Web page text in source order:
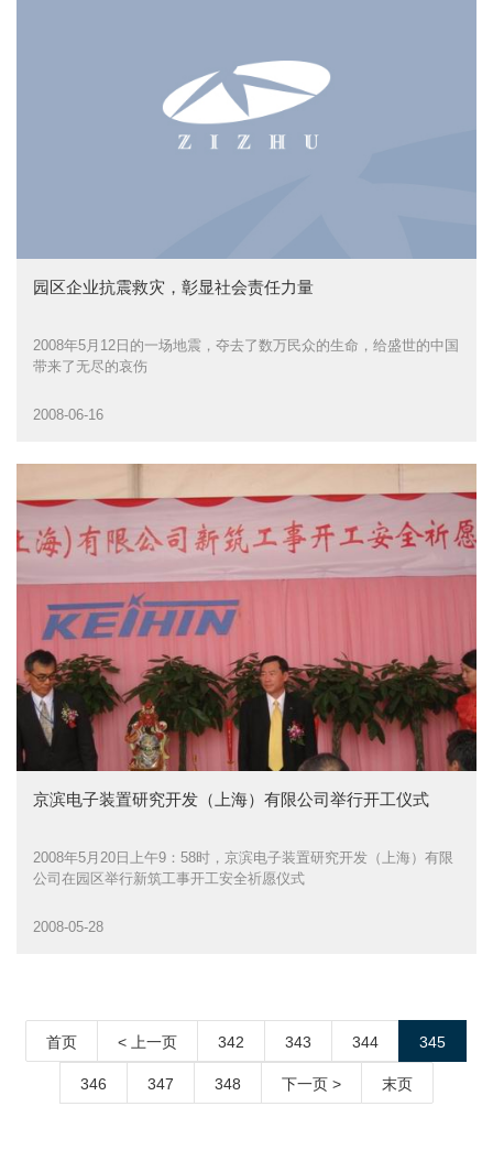
园区企业抗震救灾，彰显社会责任力量
2008年5月12日的一场地震，夺去了数万民众的生命，给盛世的中国
带来了无尽的哀伤
2008-06-16
京滨电子装置研究开发（上海）有限公司举行开工仪式
2008年5月20日上午9：58时，京滨电子装置研究开发（上海）有限
公司在园区举行新筑工事开工安全祈愿仪式
2008-05-28
首页 < 上一页 342 343 344 345
346 347 348 下一页 > 末页